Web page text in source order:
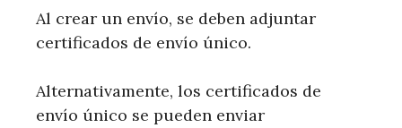
Al crear un envío, se deben adjuntar
certificados de envío único.
Alternativamente, los certificados de
envío único se pueden enviar